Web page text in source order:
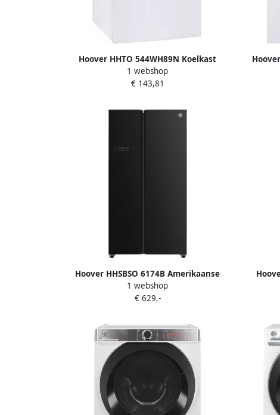
Hoover HHTO 544WH89N Koelkast
tafelmodel 109 L
1 webshop
€ 143,81
Hoover HHSBSO 6174B Amerikaanse
koelkast Zwart
1 webshop
€ 629,-